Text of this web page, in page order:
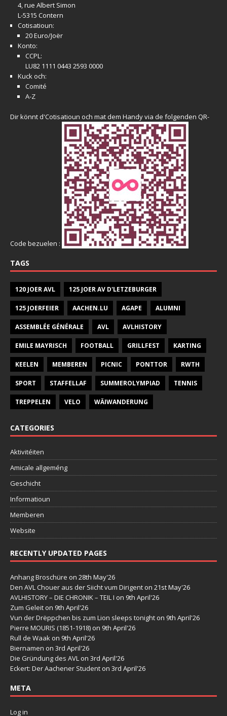
4, rue Albert Simon
L-5315 Contern
Cotisatioun:
20 Euro/Joër
Konto:
CCPL:
LU82 1111 0443 2593 0000
Kuck och:
Comité
A-Z
Dir könnt d'Cotisatioun och mat dem Handy via de folgenden QR-
Code bezuelen :
TAGS
120 JOER AVL 125 JOER AV D'LETZEBURGER
125 JOERFEIER AACHEN.LU AGAPE ALUMNI
ASSEMBLÉE GÉNÉRALE AVL AVLHISTORY
EMILE MAYRISCH FOOTBALL GRILLFEST KARTING
KEELEN MEMBEREN PICNIC PONTTOR RWTH
SPORT STAFFELLAF SUMMEROLYMPIAD TENNIS
TREPPELEN VELO WÄIWANDERUNG
CATEGORIES
Aktivitéiten
Amicale allgeméng
Geschicht
Informatioun
Memberen
Website
RECENTLY UPDATED PAGES
Anhang Broschüre on 28th May'26
Den AVL Chouer aus der Siicht vum Dirigent on 21st May'26
AVLHISTORY – DIE CHRONIK – TEIL I on 9th April'26
Zum Geleit on 9th April'26
Vun der Drëppchen bis zum Lion sleeps tonight on 9th April'26
Pierre MOURIS (1851-1918) on 9th April'26
Rull de Waak on 9th April'26
Biernamen on 3rd April'26
Die Gründung des AVL on 3rd April'26
Eckert: Der Aachener Student on 3rd April'26
META
Log in